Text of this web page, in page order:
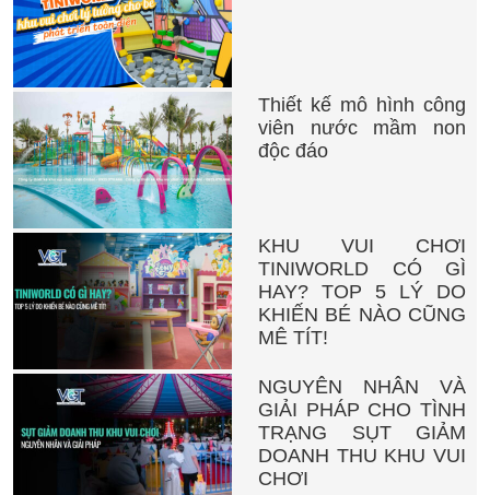
Thiết kế mô hình công
viên nước mầm non
độc đáo
KHU VUI CHƠI
TINIWORLD CÓ GÌ
HAY? TOP 5 LÝ DO
KHIẾN BÉ NÀO CŨNG
MÊ TÍT!
NGUYÊN NHÂN VÀ
GIẢI PHÁP CHO TÌNH
TRẠNG SỤT GIẢM
DOANH THU KHU VUI
CHƠI